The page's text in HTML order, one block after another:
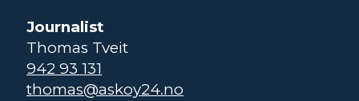
Journalist
Thomas Tveit
942 93 131
thomas@askoy24.no